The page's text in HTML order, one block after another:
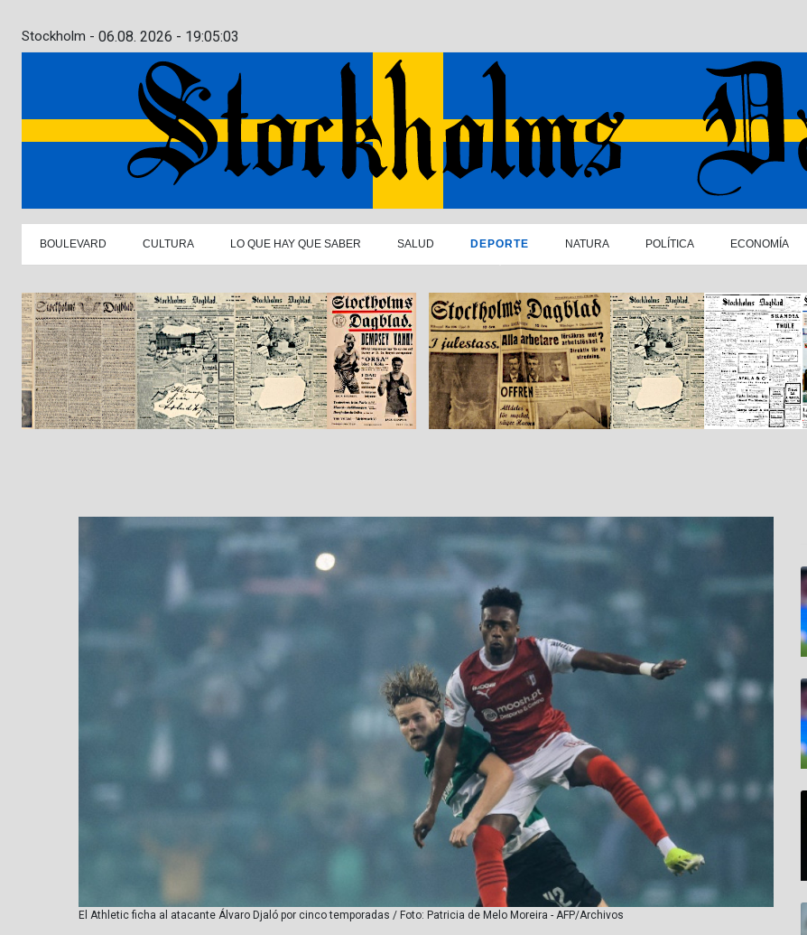
Stockholm - 06.08. 2026 - 19:05:04
BOULEVARD CULTURA LO QUE HAY QUE SABER SALUD DEPORTE NATURA POLÍTICA ECONOMÍA
El Athletic ficha al atacante Álvaro Djaló por cinco temporadas / Foto: Patricia de Melo Moreira - AFP/Archivos